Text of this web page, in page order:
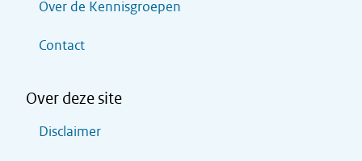
Over de Kennisgroepen
Contact
Over deze site
Disclaimer